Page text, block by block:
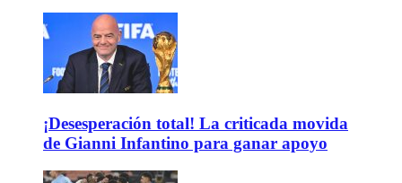
¡Desesperación total! La criticada movida
de Gianni Infantino para ganar apoyo